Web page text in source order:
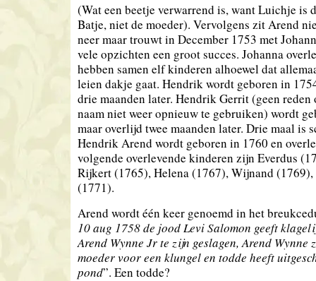
(Wat een beetje verwarrend is, want Luichje is
Batje, niet de moeder). Vervolgens zit Arend
neer maar trouwt in December 1753 met
vele opzichten een groot succes. Johanna
hebben samen elf kinderen alhoewel dat
leien dakje gaat. Hendrik wordt geboren in
drie maanden later. Hendrik Gerrit (geen reden
naam niet weer opnieuw te gebruiken) wordt
maar overlijd twee maanden later. Drie maal is
Hendrik Arend wordt geboren in 1760 en
volgende overlevende kinderen zijn Everdus
Rijkert (1765), Helena (1767), Wijnand (1769),
(1771).
Arend wordt één keer genoemd in het
10 aug 1758 de jood Levi Salomon geeft
Arend Wynne Jr te zijn geslagen, Arend Wynne
moeder voor een klungel en todde heeft
pond”. Een todde?